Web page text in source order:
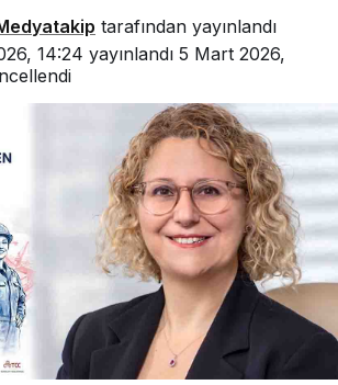
tarafından yayınlandı
14:24 yayınlandı 5 Mart 2026,